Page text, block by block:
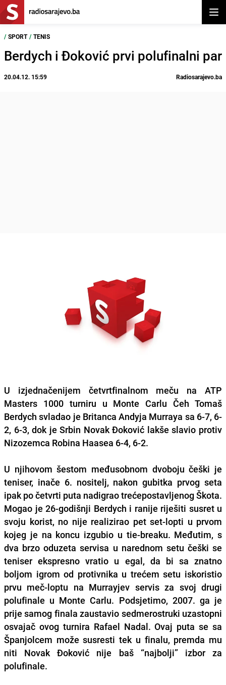
/ SPORT / TENIS
Berdych i Đoković prvi polufinalni par
20.04.12. 15:59 Radiosarajevo.ba
U izjednačenijem četvrtfinalnom meču na ATP
Masters 1000 turniru u Monte Carlu Čeh Tomaš
Berdych svladao je Britanca Andyja Murraya sa 6-7, 6-
2, 6-3, dok je Srbin Novak Đoković lakše slavio protiv
Nizozemca Robina Haasea 6-4, 6-2.
U njihovom šestom međusobnom dvoboju češki je
teniser, inače 6. nositelj, nakon gubitka prvog seta
ipak po četvrti puta nadigrao trećepostavljenog Škota.
Mogao je 26-godišnji Berdych i ranije riješiti susret u
svoju korist, no nije realizirao pet set-lopti u prvom
kojeg je na koncu izgubio u tie-breaku. Međutim, s
dva brzo oduzeta servisa u narednom setu češki se
teniser ekspresno vratio u egal, da bi sa znatno
boljom igrom od protivnika u trećem setu iskoristio
prvu meč-loptu na Murrayjev servis za svoj drugi
polufinale u Monte Carlu. Podsjetimo, 2007. ga je
prije samog finala zaustavio sedmerostruki uzastopni
osvajač ovog turnira Rafael Nadal. Ovaj puta se sa
Španjolcem može susresti tek u finalu, premda mu
niti Novak Đoković nije baš “najbolji” izbor za
polufinale.